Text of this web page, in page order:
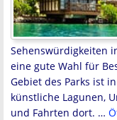
Sehenswürdigkeiten
eine gute Wahl für
Gebiet des Parks ist
künstliche Lagunen,
und Fahrten dort. …